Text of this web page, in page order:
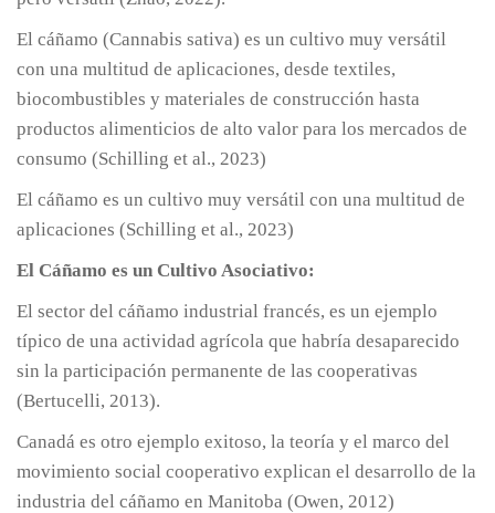
El cáñamo (Cannabis sativa) es un cultivo muy versátil
con una multitud de aplicaciones, desde textiles,
biocombustibles y materiales de construcción hasta
productos alimenticios de alto valor para los mercados de
consumo (Schilling et al., 2023)
El cáñamo es un cultivo muy versátil con una multitud de
aplicaciones (Schilling et al., 2023)
El Cáñamo es un Cultivo Asociativo:
El sector del cáñamo industrial francés, es un ejemplo
típico de una actividad agrícola que habría desaparecido
sin la participación permanente de las cooperativas
(Bertucelli, 2013).
Canadá es otro ejemplo exitoso, la teoría y el marco del
movimiento social cooperativo explican el desarrollo de la
industria del cáñamo en Manitoba (Owen, 2012)